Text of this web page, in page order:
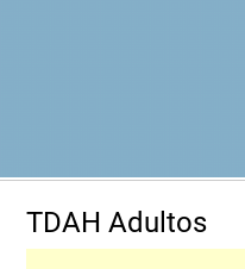
TDAH Adultos